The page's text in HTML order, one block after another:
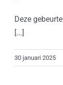
Deze
[...]
30 januari 2025